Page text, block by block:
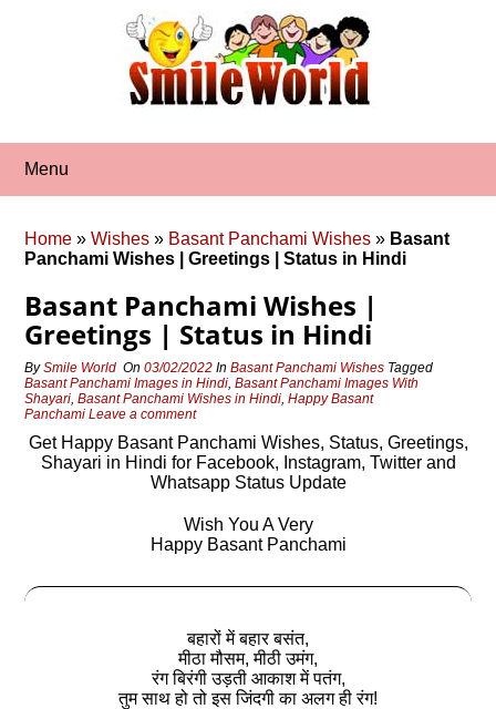
Menu
Home »Wishes » Basant Panchami Wishes » Basant
Panchami Wishes | Greetings | Status in Hindi
Basant Panchami Wishes |
Greetings | Status in Hindi
BySmile World On03/02/2022 InBasant Panchami Wishes Tagged
Basant Panchami Images in Hindi,Basant Panchami Images With
Shayari,Basant Panchami Wishes in Hindi,Happy Basant
Panchami Leave a comment
Get Happy Basant Panchami Wishes, Status, Greetings,
Shayari in Hindi for Facebook, Instagram, Twitter and
Whatsapp Status Update
Wish You A Very
Happy Basant Panchami
बहारों में बहार बसंत,
मीठा मौसम, मीठी उमंग,
रंग बिरंगी उड़ती आकाश में पतंग,
तुम साथ हो तो इस जिंदगी का अलग ही रंग!